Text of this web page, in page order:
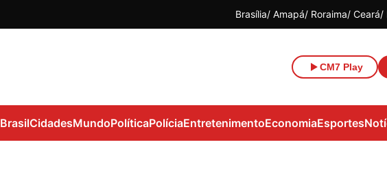
Brasília Amapá Roraima Ceará
CM7 Play
BrasilCidadesMundoPolíticaPolíciaEntretenimentoEconomiaEsportes